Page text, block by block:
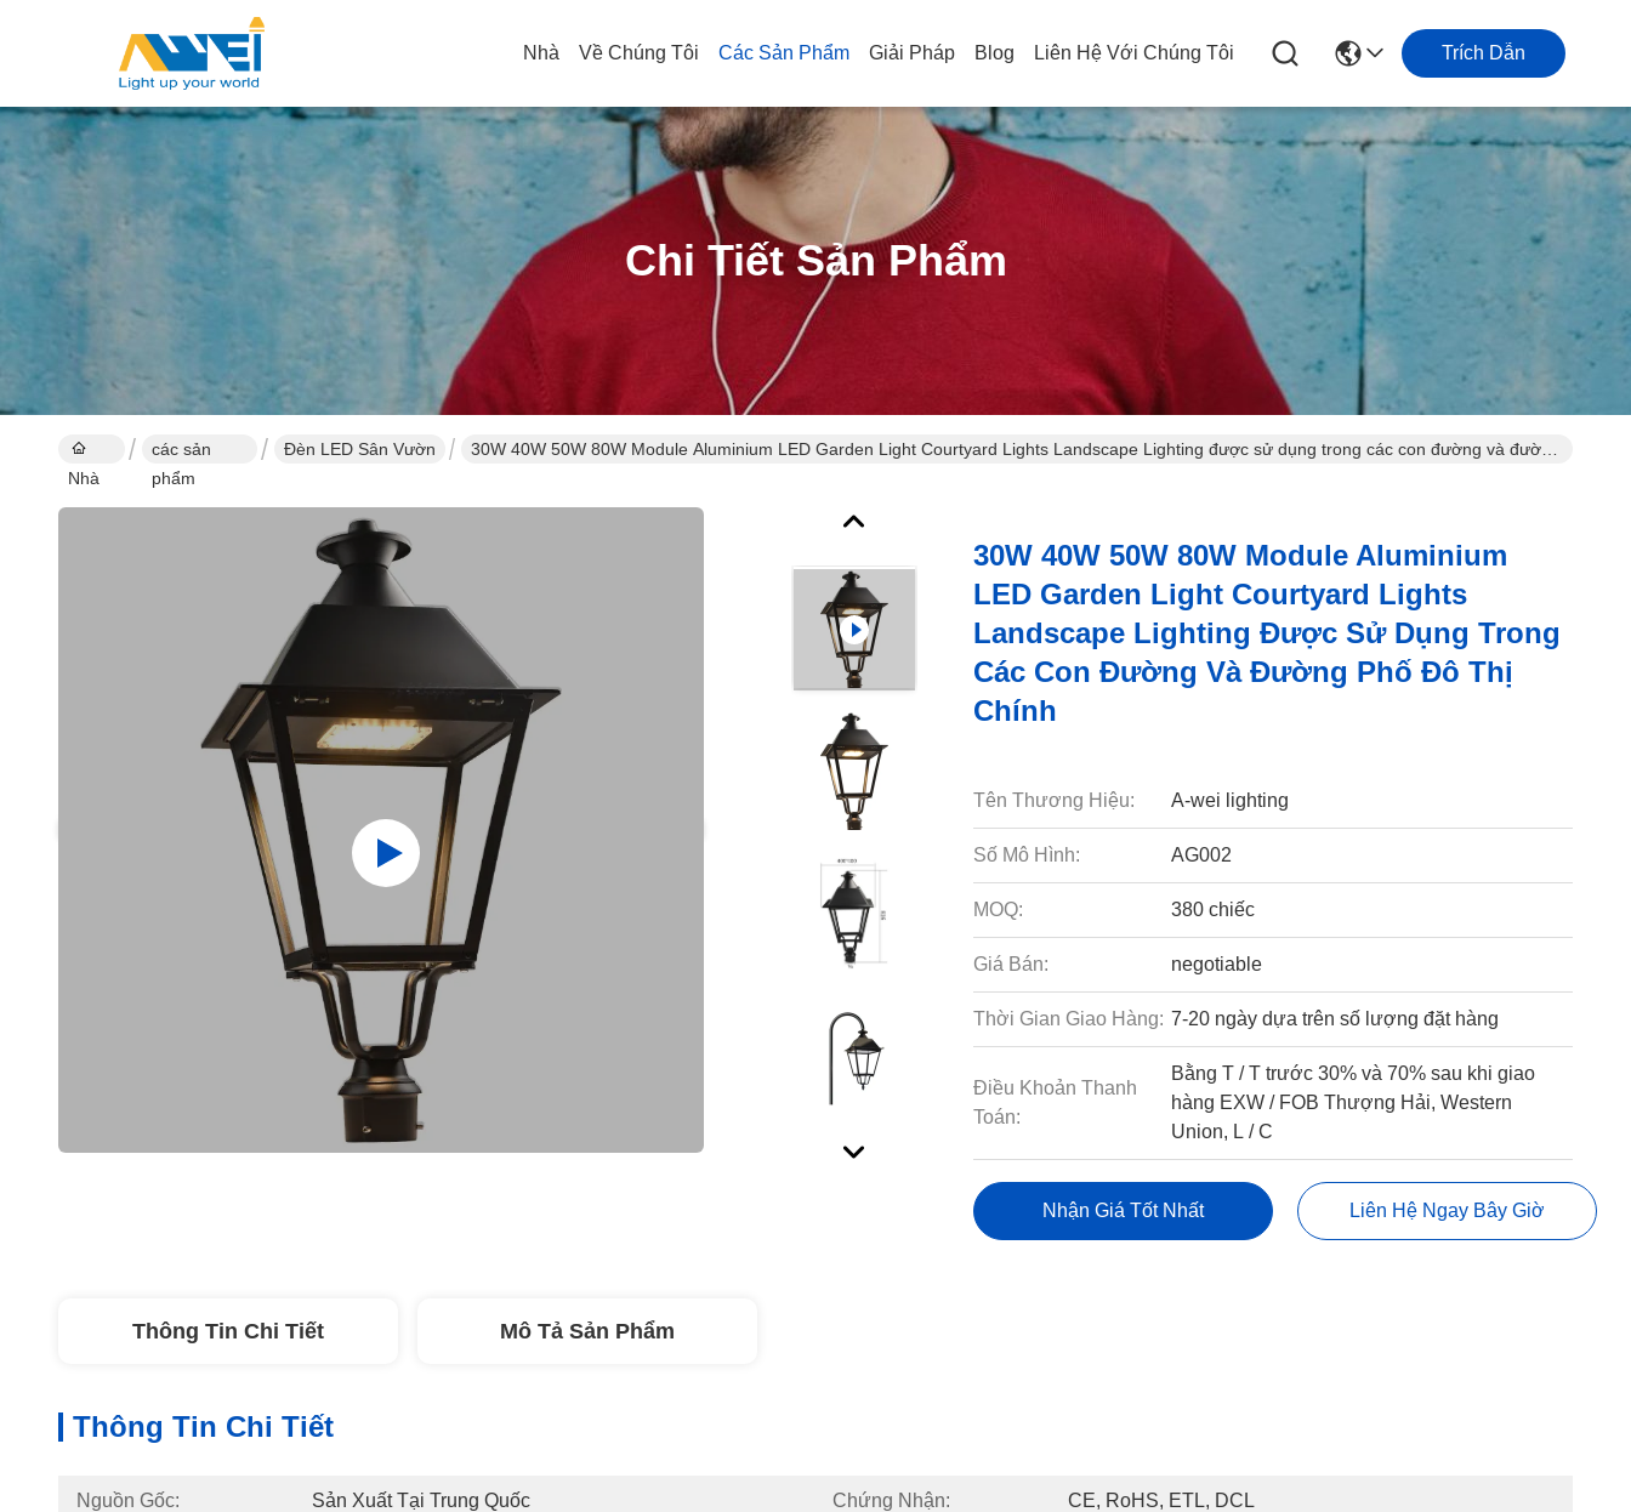
Nhà Về Chúng Tôi Các Sản Phẩm Giải Pháp Blog Liên Hệ Với Chúng Tôi Trích Dẫn
Chi Tiết Sản Phẩm
Nhà
các sản
phẩm
Đèn LED Sân Vườn
30W 40W 50W 80W Module Aluminium LED Garden Light Courtyard Lights Landscape Lighting được sử dụng trong các con đường và đường
30W 40W 50W 80W Module Aluminium
LED Garden Light Courtyard Lights
Landscape Lighting Được Sử Dụng Trong
Các Con Đường Và Đường Phố Đô Thị
Chính
Tên Thương Hiệu: A-wei lighting
Số Mô Hình: AG002
MOQ: 380 chiếc
Giá Bán: negotiable
Thời Gian Giao Hàng: 7-20 ngày dựa trên số lượng đặt hàng
Điều Khoản Thanh
Toán:
Bằng T / T trước 30% và 70% sau khi giao
hàng EXW / FOB Thượng Hải, Western
Union, L / C
Nhận Giá Tốt Nhất Liên Hệ Ngay Bây Giờ
Thông Tin Chi Tiết Mô Tả Sản Phẩm
Thông Tin Chi Tiết
Nguồn Gốc: Sản Xuất Tại Trung Quốc Chứng Nhận: CE, RoHS, ETL, DCL